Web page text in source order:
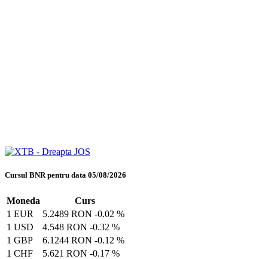
Cursul BNR pentru data 05/08/2026
Moneda
Curs
1 EUR
5.2489 RON -0.02 %
1 USD
4.548 RON -0.32 %
1 GBP
6.1244 RON -0.12 %
1 CHF
5.621 RON -0.17 %